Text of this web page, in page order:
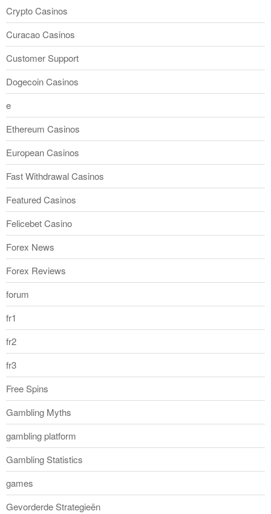
Crypto Casinos
Curacao Casinos
Customer Support
Dogecoin Casinos
e
Ethereum Casinos
European Casinos
Fast Withdrawal Casinos
Featured Casinos
Felicebet Casino
Forex News
Forex Reviews
forum
fr1
fr2
fr3
Free Spins
Gambling Myths
gambling platform
Gambling Statistics
games
Gevorderde Strategieën